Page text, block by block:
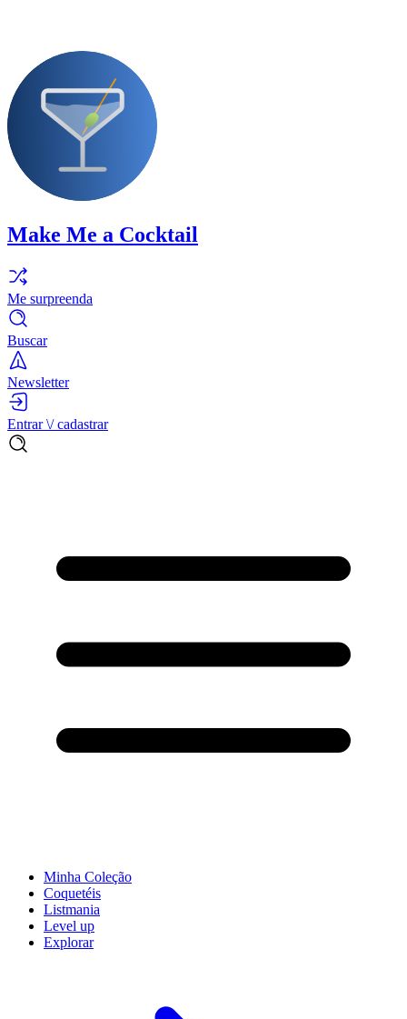
Make Me a Cocktail
Me surpreenda
Buscar
Newsletter
Entrar \/ cadastrar
Minha Coleção
Coquetéis
Listmania
Level up
Explorar